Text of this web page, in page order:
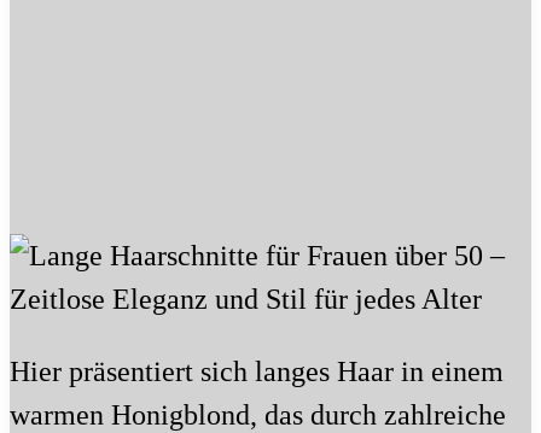
Hier präsentiert sich langes Haar in einem
warmen Honigblond, das durch zahlreiche